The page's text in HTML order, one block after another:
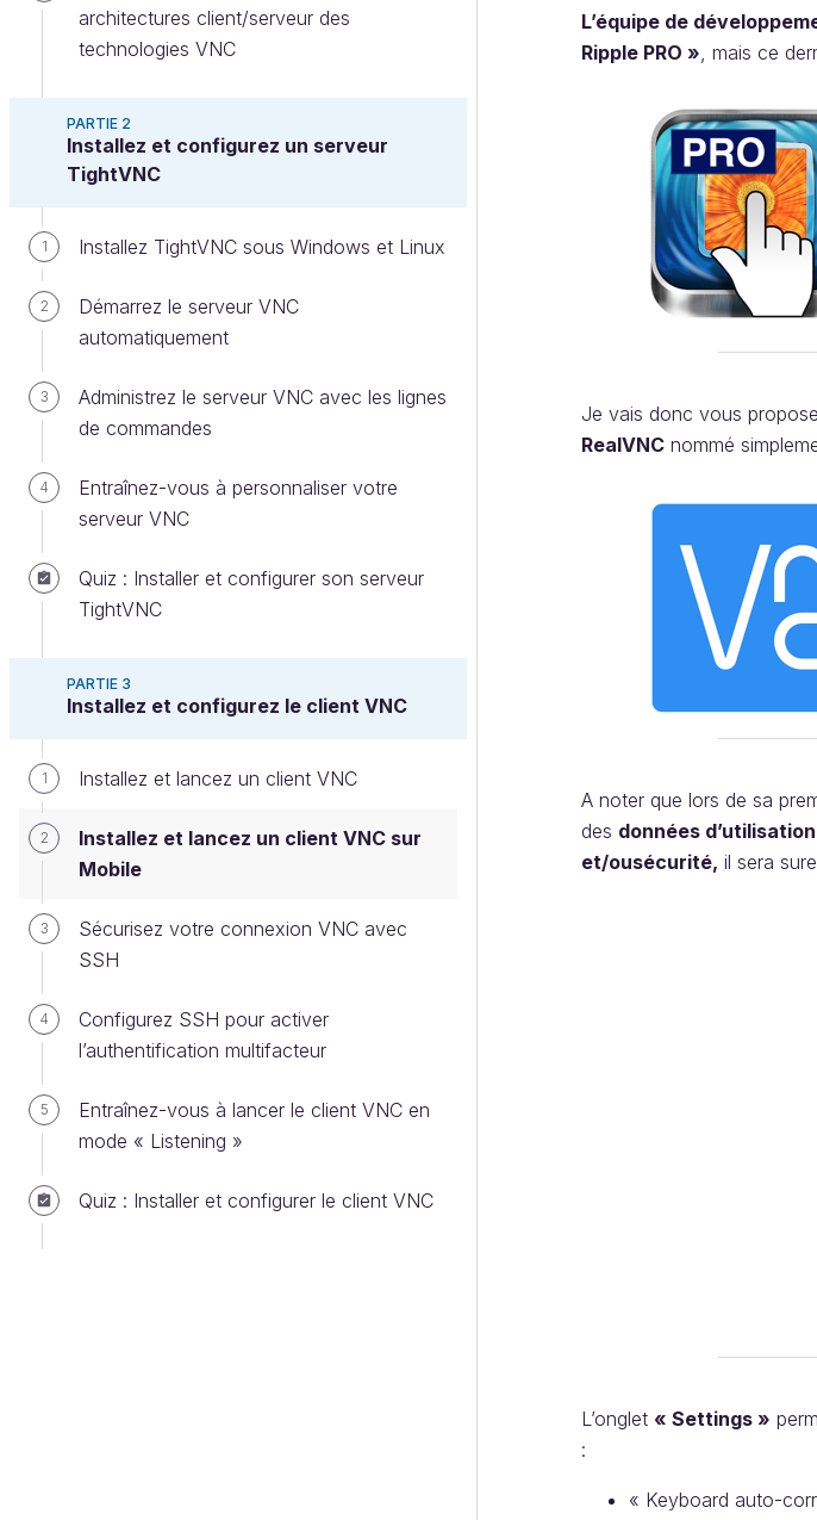
architectures client/serveur des
technologies VNC
PARTIE 2
Installez et configurez un serveur
TightVNC
1 Installez TightVNC sous Windows et Linux
2
Démarrez le serveur VNC
automatiquement
3
Administrez le serveur VNC avec les lignes
de commandes
4
Entraînez-vous à personnaliser votre
serveur VNC
Quiz : Installer et configurer son serveur
TightVNC
PARTIE 3
Installez et configurez le client VNC
1 Installez et lancez un client VNC
2
Installez et lancez un client VNC sur
Mobile
3
Sécurisez votre connexion VNC avec
SSH
4
Configurez SSH pour activer
l’authentification multifacteur
5
Entraînez-vous à lancer le client VNC en
mode « Listening »
Quiz : Installer et configurer le client VNC
L’équipe de
Ripple PRO », mais ce
Je vais donc vous
RealVNC nommé
A noter que lors de sa
des données d’utilisation
et/ousécurité, il sera
L’onglet « Settings »
:
« Keyboard auto-